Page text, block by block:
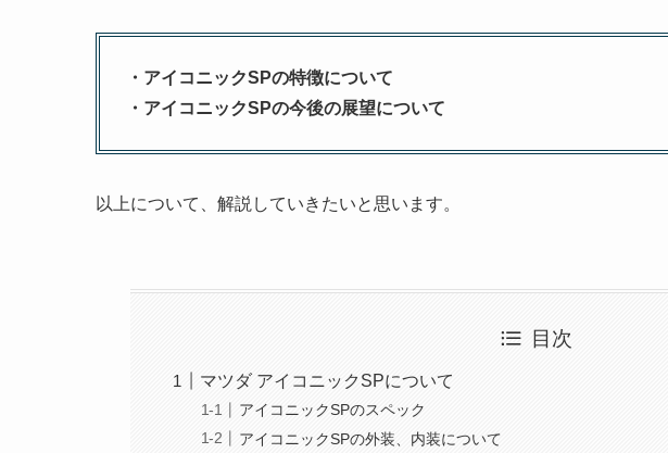
・アイコニックSPの特徴について
・アイコニックSPの今後の展望について
以上について、解説していきたいと思います。
目次
マツダ アイコニックSPについて
アイコニックSPのスペック
アイコニックSPの外装、内装について